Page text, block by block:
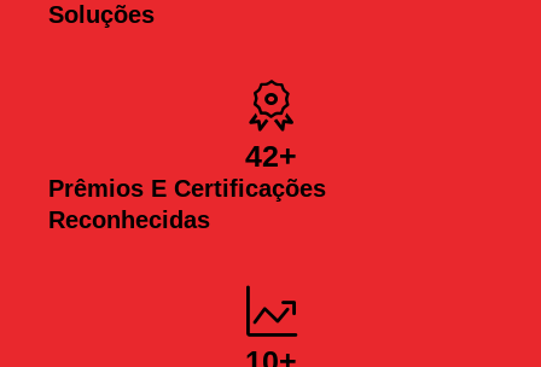
Soluções
Prêmios E Certificações
Reconhecidas
42+